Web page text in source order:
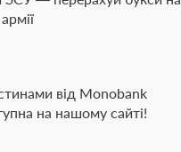
від Monobank
на нашому сайті!